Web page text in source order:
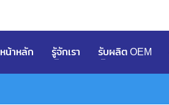
หน้าหลัก รูัจักเรา รับผลิต OEM